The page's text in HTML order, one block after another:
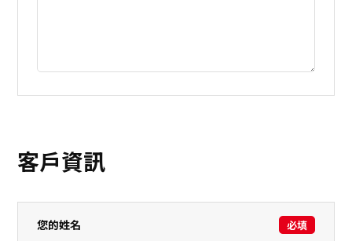
客戶資訊
您的姓名 必填